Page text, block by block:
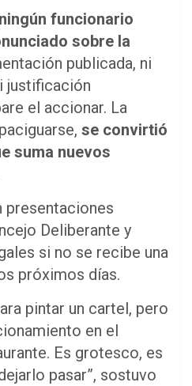
ningún funcionario
sobre la
publicada, ni
justificación
el accionar. La
se convirtió
suma nuevos
presentaciones
Deliberante y
si no se recibe una
próximos días.
pintar un cartel, pero
en el
Es grotesco, es
pasar”, sostuvo